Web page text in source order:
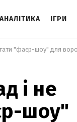
АНАЛІТИКА ІГРИ
і не
шоу"